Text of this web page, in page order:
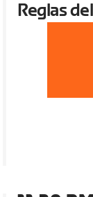
Reglas